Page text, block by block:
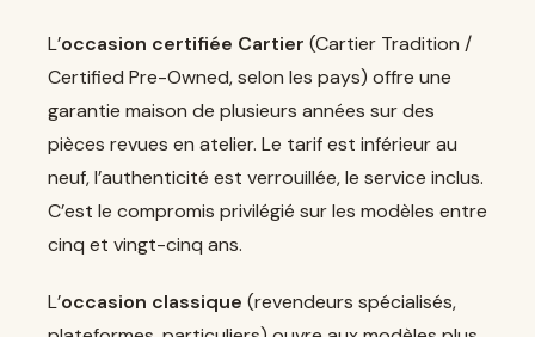
L’occasion certifiée Cartier (Cartier Tradition /
Certified Pre-Owned, selon les pays) offre une
garantie maison de plusieurs années sur des
pièces revues en atelier. Le tarif est inférieur au
neuf, l’authenticité est verrouillée, le service inclus.
C’est le compromis privilégié sur les modèles entre
cinq et vingt-cinq ans.
L’occasion classique (revendeurs spécialisés,